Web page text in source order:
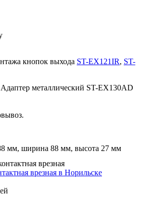
кнопок выхода ST-EX121IR, ST-
металлический ST-EX130AD
мм, ширина 88 мм, высота 27 мм
врезная в Норильске